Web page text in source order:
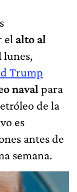
el alto al
lunes,
Trump
naval para
de la
es
antes de
semana.